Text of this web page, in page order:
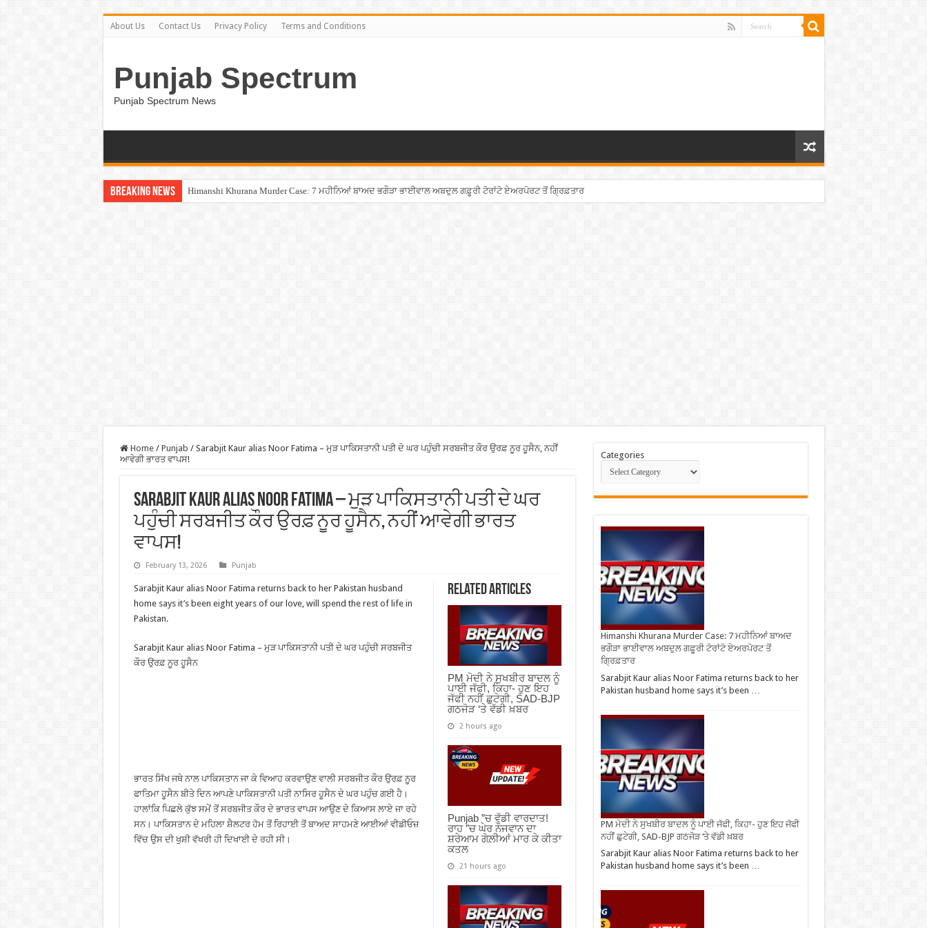
About Us Contact Us Privacy Policy Terms and Conditions
Punjab Spectrum
Punjab Spectrum News
Breaking News Himanshi Khurana Murder Case: 7 ਮਹੀਨਿਆਂ ਬਾਅਦ ਭਗੌੜਾ ਭਾਈਵਾਲ ਅਬਦੁਲ ਗਫ਼ੂਰੀ ਟੋਰਾਂਟੋ ਏਅਰਪੋਰਟ ਤੋਂ ਗ੍ਰਿਫ਼ਤਾਰ
Home / Punjab / Sarabjit Kaur alias Noor Fatima – ਮੁੜ ਪਾਕਿਸਤਾਨੀ ਪਤੀ ਦੇ ਘਰ ਪਹੁੰਚੀ ਸਰਬਜੀਤ ਕੌਰ ਉਰਫ਼ ਨੂਰ ਹੂਸੈਨ, ਨਹੀਂ
ਆਵੇਗੀ ਭਾਰਤ ਵਾਪਸ!
Sarabjit Kaur alias Noor Fatima – ਮੁੜ ਪਾਕਿਸਤਾਨੀ ਪਤੀ ਦੇ ਘਰ
ਪਹੁੰਚੀ ਸਰਬਜੀਤ ਕੌਰ ਉਰਫ਼ ਨੂਰ ਹੂਸੈਨ, ਨਹੀਂ ਆਵੇਗੀ ਭਾਰਤ
ਵਾਪਸ!
February 13, 2026 Punjab
Related Articles
PM ਮੋਦੀ ਨੇ ਸੁਖਬੀਰ ਬਾਦਲ ਨੂੰ
ਪਾਈ ਜੱਫੀ, ਕਿਹਾ- ਹੁਣ ਇਹ
ਜੱਫੀ ਨਹੀਂ ਛੁਟੇਗੀ, SAD-BJP
ਗਠਜੋੜ ‘ਤੇ ਵੱਡੀ ਖ਼ਬਰ
2 hours ago
Punjab ”ਚ ਵੱਡੀ ਵਾਰਦਾਤ!
ਰਾਹ ”ਚ ਘੇਰ ਨੌਜਵਾਨ ਦਾ
ਸ਼ਰੇਆਮ ਗੋਲ਼ੀਆਂ ਮਾਰ ਕੇ ਕੀਤਾ
ਕਤਲ
21 hours ago
Sarabjit Kaur alias Noor Fatima returns back to her Pakistan husband
home says it’s been eight years of our love, will spend the rest of life in
Pakistan.
Sarabjit Kaur alias Noor Fatima – ਮੁੜ ਪਾਕਿਸਤਾਨੀ ਪਤੀ ਦੇ ਘਰ ਪਹੁੰਚੀ ਸਰਬਜੀਤ
ਕੌਰ ਉਰਫ਼ ਨੂਰ ਹੂਸੈਨ
ਭਾਰਤ ਸਿੱਖ ਜਥੇ ਨਾਲ ਪਾਕਿਸਤਾਨ ਜਾ ਕੇ ਵਿਆਹ ਕਰਵਾਉਣ ਵਾਲੀ ਸਰਬਜੀਤ ਕੌਰ ਉਰਫ਼ ਨੂਰ
ਫਾਤਿਮਾ ਹੂਸੈਨ ਬੀਤੇ ਦਿਨ ਆਪਣੇ ਪਾਕਿਸਤਾਨੀ ਪਤੀ ਨਾਸਿਰ ਹੂਸੈਨ ਦੇ ਘਰ ਪਹੁੰਚ ਗਈ ਹੈ।
ਹਾਲਾਂਕਿ ਪਿਛਲੇ ਕੁੱਝ ਸਮੇਂ ਤੋਂ ਸਰਬਜੀਤ ਕੌਰ ਦੇ ਭਾਰਤ ਵਾਪਸ ਆਉਣ ਦੇ ਕਿਆਸ ਲਾਏ ਜਾ ਰਹੇ
ਸਨ। ਪਾਕਿਸਤਾਨ ਦੇ ਮਹਿਲਾ ਸ਼ੈਲਟਰ ਹੋਮ ਤੋਂ ਰਿਹਾਈ ਤੋਂ ਬਾਅਦ ਸਾਹਮਣੇ ਆਈਆਂ ਵੀਡੀਓਜ਼
ਵਿੱਚ ਉਸ ਦੀ ਖੁਸ਼ੀ ਵੱਖਰੀ ਹੀ ਦਿਖਾਈ ਦੇ ਰਹੀ ਸੀ।
Categories
Himanshi Khurana Murder Case: 7 ਮਹੀਨਿਆਂ ਬਾਅਦ
ਭਗੌੜਾ ਭਾਈਵਾਲ ਅਬਦੁਲ ਗਫ਼ੂਰੀ ਟੋਰਾਂਟੋ ਏਅਰਪੋਰਟ ਤੋਂ
ਗ੍ਰਿਫ਼ਤਾਰ
Sarabjit Kaur alias Noor Fatima returns back to her
Pakistan husband home says it’s been …
PM ਮੋਦੀ ਨੇ ਸੁਖਬੀਰ ਬਾਦਲ ਨੂੰ ਪਾਈ ਜੱਫੀ, ਕਿਹਾ- ਹੁਣ ਇਹ ਜੱਫੀ
ਨਹੀਂ ਛੁਟੇਗੀ, SAD-BJP ਗਠਜੋੜ ‘ਤੇ ਵੱਡੀ ਖ਼ਬਰ
Sarabjit Kaur alias Noor Fatima returns back to her
Pakistan husband home says it’s been …